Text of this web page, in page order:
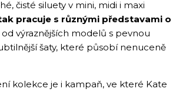
čisté siluety v mini, midi i maxi
pracuje s různými představami o
od výraznějších modelů s pevnou
šaty, které působí nenuceně
kolekce je i kampaň, ve které Kate